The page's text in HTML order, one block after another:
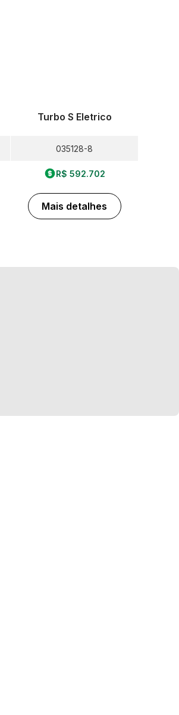
Turbo S Eletrico
035128-8
R$ 592.702
Mais detalhes